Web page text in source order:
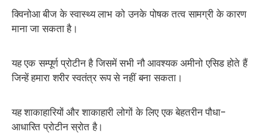
क्विनोआ बीज के स्वास्थ्य लाभ को उनके पोषक तत्व सामग्री के कारण
माना जा सकता है।
यह एक सम्पूर्ण प्रोटीन है जिसमें सभी नौ आवश्यक अमीनो एसिड होते हैं
जिन्हें हमारा शरीर स्वतंत्र रूप से नहीं बना सकता।
यह शाकाहारियों और शाकाहारी लोगों के लिए एक बेहतरीन पौधा-
आधारित प्रोटीन स्रोत है।